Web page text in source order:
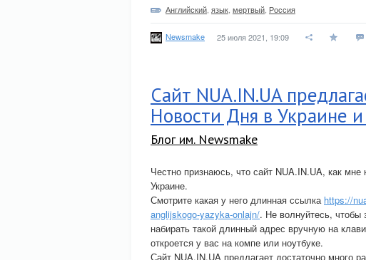
Английский язык мертвый Россия
Newsmake 25 июля 2021, 19:09
Сайт NUA.IN.UA
Новости Дня в Украине
Блог им. Newsmake
Честно признаюсь, что сайт NUA.IN.UA, как
Украине.
Смотрите какая у него длинная ссылка https://
anglijskogo-yazyka-onlajn/. Не волнуйтесь, чтобы
набирать такой длинный адрес вручную на
откроется у вас на компе или ноутбуке.
Сайт NUA.IN.UA предлагает достаточно много